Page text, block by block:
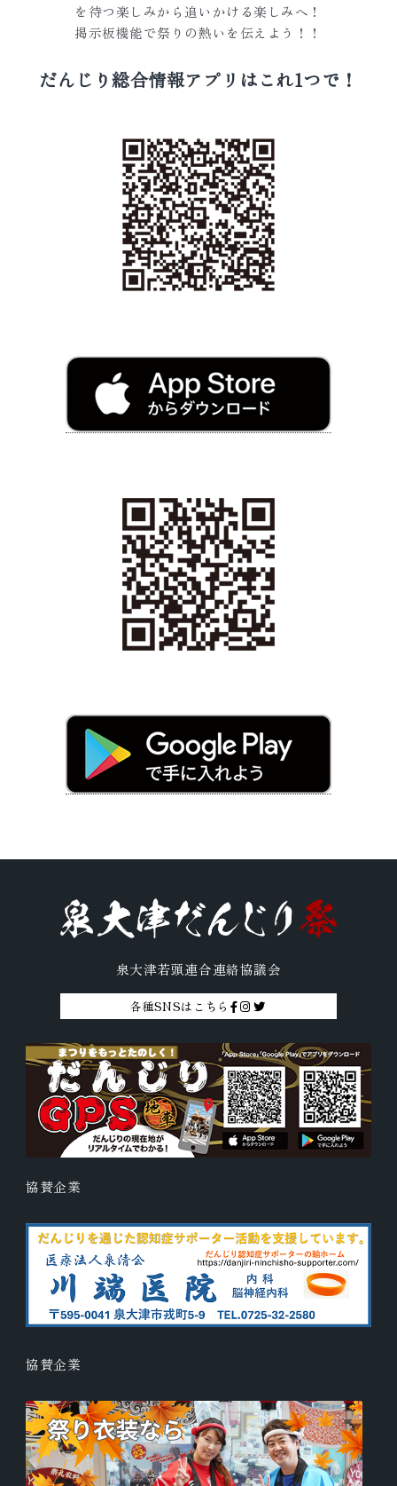
を待つ楽しみから追いかける楽しみへ！
掲示板機能で祭りの熱いを伝えよう！！
だんじり総合情報アプリはこれ1つで！
泉大津若頭連合連絡協議会
各種SNSはこちら
協賛企業
協賛企業